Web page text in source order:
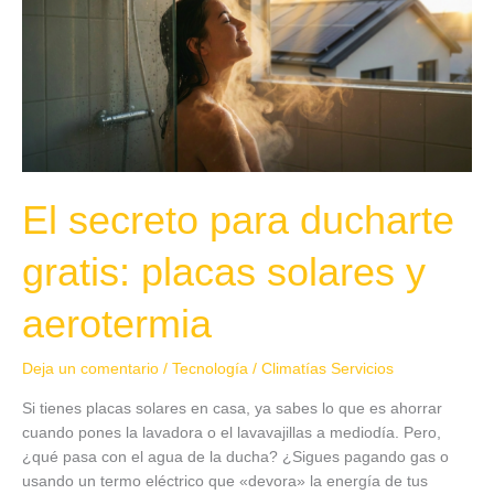
El secreto para ducharte
gratis: placas solares y
aerotermia
Deja un comentario / Tecnología / Climatías Servicios
Si tienes placas solares en casa, ya sabes lo que es ahorrar
cuando pones la lavadora o el lavavajillas a mediodía. Pero,
¿qué pasa con el agua de la ducha? ¿Sigues pagando gas o
usando un termo eléctrico que «devora» la energía de tus
aerotermia